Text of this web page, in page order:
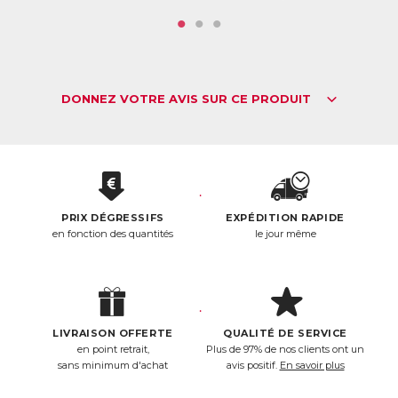
Lutter contre la fatigue
6276966
3770011802524
Télécharger la fiche produit
DONNEZ VOTRE AVIS SUR CE PRODUIT
PRIX DÉGRESSIFS
en fonction des quantités
EXPÉDITION RAPIDE
le jour même
LIVRAISON OFFERTE
en point retrait,
sans minimum d'achat
QUALITÉ DE SERVICE
Plus de 97% de nos clients ont un
avis positif. En savoir plus